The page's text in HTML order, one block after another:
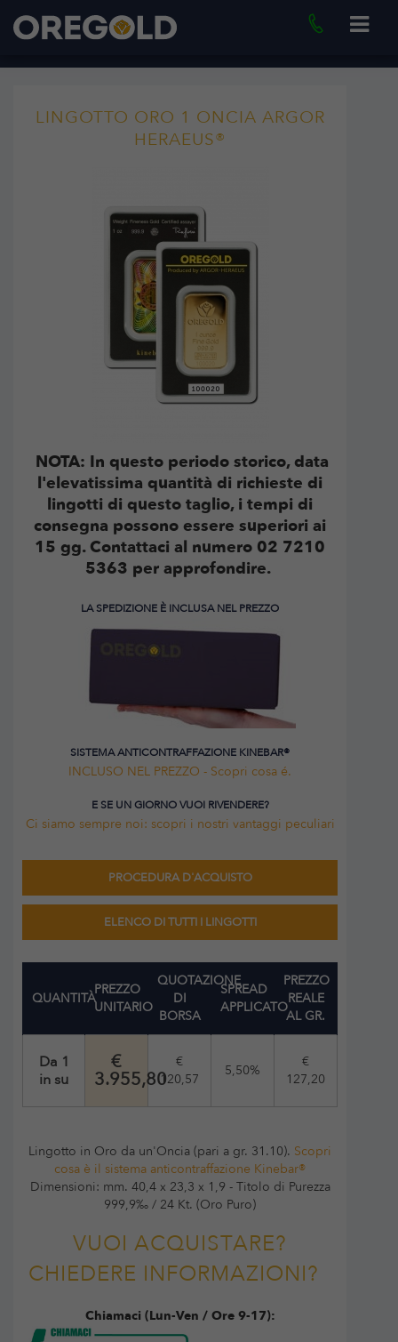
LINGOTTO ORO 1 ONCIA ARGOR
HERAEUS®
NOTA: In questo periodo storico, data
l'elevatissima quantità di richieste di
lingotti di questo taglio, i tempi di
consegna possono essere superiori ai
15 gg. Contattaci al numero 02 7210
5363 per approfondire.
LA SPEDIZIONE È INCLUSA NEL PREZZO
SISTEMA ANTICONTRAFFAZIONE KINEBAR®
INCLUSO NEL PREZZO - Scopri cosa é.
E SE UN GIORNO VUOI RIVENDERE?
Ci siamo sempre noi: scopri i nostri vantaggi peculiari
PROCEDURA D'ACQUISTO
ELENCO DI TUTTI I LINGOTTI
QUANTITÀ
PREZZO
UNITARIO
QUOTAZIONE
DI
BORSA
SPREAD
APPLICATO
PREZZO
REALE
AL GR.
Da 1
in su
€
3.955,80
€
120,57
5,50%
€
127,20
Lingotto in Oro da un'Oncia (pari a gr. 31.10). Scopri
cosa è il sistema anticontraffazione Kinebar®
Dimensioni: mm. 40,4 x 23,3 x 1,9 - Titolo di Purezza
999,9‰ / 24 Kt. (Oro Puro)
VUOI ACQUISTARE?
CHIEDERE INFORMAZIONI?
Chiamaci (Lun-Ven / Ore 9-17):